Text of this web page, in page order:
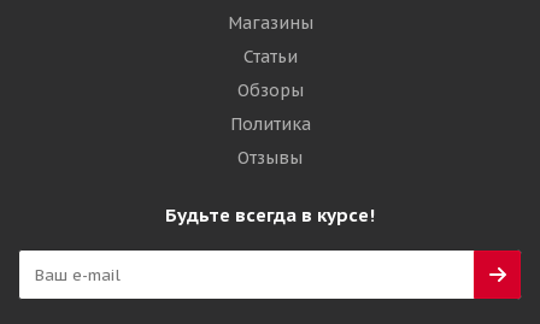
Магазины
Статьи
Обзоры
Политика
Отзывы
Будьте всегда в курсе!